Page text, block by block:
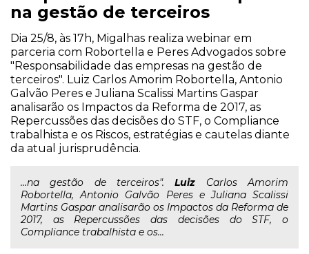
na gestão de terceiros
Dia 25/8, às 17h, Migalhas realiza webinar em
parceria com Robortella e Peres Advogados sobre
"Responsabilidade das empresas na gestão de
terceiros". Luiz Carlos Amorim Robortella, Antonio
Galvão Peres e Juliana Scalissi Martins Gaspar
analisarão os Impactos da Reforma de 2017, as
Repercussões das decisões do STF, o Compliance
trabalhista e os Riscos, estratégias e cautelas diante
da atual jurisprudência.
...na gestão de terceiros".Luiz Carlos Amorim
Robortella, Antonio Galvão Peres e Juliana Scalissi
Martins Gaspar analisarão os Impactos da Reforma de
2017, as Repercussões das decisões do STF, o
Compliance trabalhista e os...